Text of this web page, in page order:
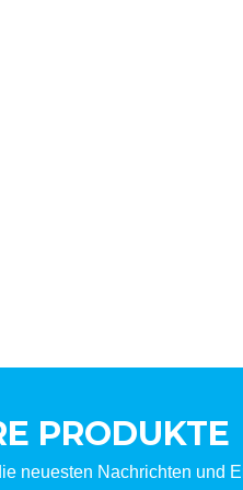
PRODUKTE
neuesten Nachrichten und